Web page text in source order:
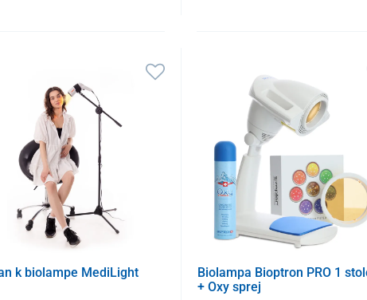
k biolampe MediLight
Biolampa Bioptron PRO 1
+ Oxy sprej